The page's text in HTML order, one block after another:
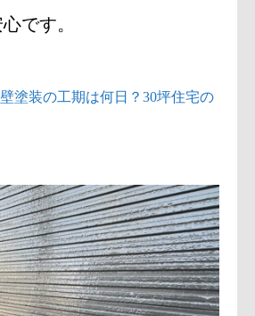
です。
塗装の工期は何日？30坪住宅の